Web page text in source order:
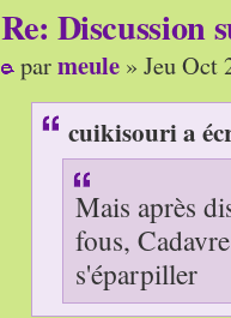
Re: Discussion
parmeule » Jeu Oct
cuikisouri a
Mais après
fous,
s'éparpiller